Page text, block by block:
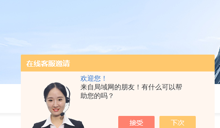
欢迎您！
来自局域网的朋友！有什么可以帮
助您的吗？